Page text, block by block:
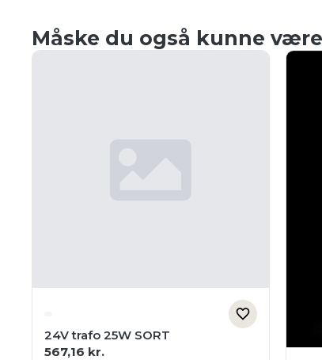
Måske du også kunne
24V trafo 25W SORT
567,16 kr.